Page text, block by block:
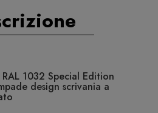
1032 Special Edition
design scrivania a